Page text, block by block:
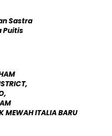
Sastra
Puitis
MEWAH ITALIA BARU